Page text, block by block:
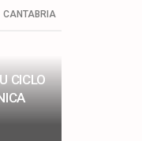
CANTABRIA
CICLO